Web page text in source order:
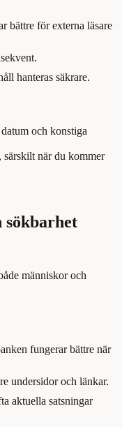
bättre för externa läsare
hanteras säkrare.
och konstiga
särskilt när du kommer
sökbarhet
människor och
fungerar bättre när
undersidor och länkar.
aktuella satsningar